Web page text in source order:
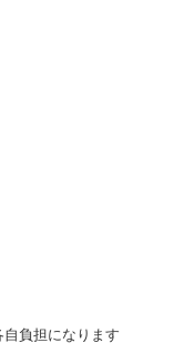
負担になります